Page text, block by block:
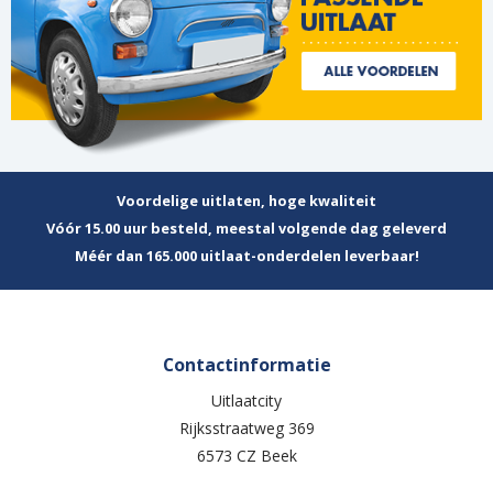
Voordelige uitlaten, hoge kwaliteit
Vóór 15.00 uur besteld, meestal volgende dag geleverd
Méér dan 165.000 uitlaat-onderdelen leverbaar!
Contactinformatie
Uitlaatcity
Rijksstraatweg 369
6573 CZ Beek